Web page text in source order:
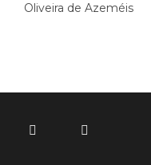
Oliveira de Azeméis